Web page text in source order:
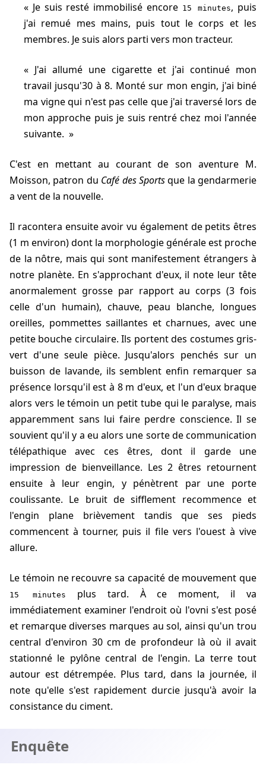
Je suis resté immobilisé encore 15 minutes, puis
j'ai remué mes mains, puis tout le corps et les
membres. Je suis alors parti vers mon tracteur.
J'ai allumé une cigarette et j'ai continué mon
travail jusqu'30 à8. Monté sur mon engin, j'ai biné
ma vigne qui n'est pas celle que j'ai traversé lors de
mon approche puis je suis rentré chez moi l'année
suivante.
C'est en mettant au courant de son aventure M.
Moisson, patron du Café des Sportsque la gendarmerie
a vent de la nouvelle.
Il racontera ensuite avoir vu également de petits êtres
(1 m environ) dont la morphologie générale est proche
de la nôtre, mais qui sont manifestement étrangers à
notre planète. En s'approchant d'eux, il note leur tête
anormalement grosse par rapport au corps (3 fois
celle d'un humain), chauve, peau blanche, longues
oreilles, pommettes saillantes et charnues, avec une
petite bouche circulaire. Ils portent des costumes gris-
vert d'une seule pièce. Jusqu'alors penchés sur un
buisson de lavande, ils semblent enfin remarquer sa
présence lorsqu'il est à 8 m d'eux, et l'un d'eux braque
alors vers le témoin un petit tube qui le paralyse, mais
apparemment sans lui faire perdre conscience. Il se
souvient qu'il y a eu alors une sorte de communication
télépathique avec ces êtres, dont il garde une
impression de bienveillance. Les 2 êtres retournent
ensuite à leur engin, y pénètrent par une porte
coulissante. Le bruit de sifflement recommence et
l'engin plane brièvement tandis que ses pieds
commencent à tourner, puis il file vers l'ouest à vive
allure.
Le témoin ne recouvre sa capacité de mouvement que
15 minutes
plus tard. À ce moment, il va
immédiatement examiner l'endroit où l'ovni s'est posé
et remarque diverses marques au sol, ainsi qu'un trou
central d'environ 30 cm de profondeur là où il avait
stationné le pylône central de l'engin. La terre tout
autour est détrempée. Plus tard, dans la journée, il
note qu'elle s'est rapidement durcie jusqu'à avoir la
consistance du ciment.
Enquête